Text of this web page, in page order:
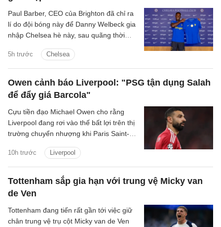
5h trước Chelsea
Paul Barber, CEO của Brighton đã chỉ ra
lí do đội bóng này để Danny Welbeck gia
nhập Chelsea hè này, sau quãng thời
Owen cảnh báo Liverpool: "PSG tận dụng Salah
để đẩy giá Barcola"
10h trước Liverpool
Cựu tiền đạo Michael Owen cho rằng
Liverpool đang rơi vào thế bất lợi trên thị
trường chuyển nhượng khi Paris Saint-
người thay Mohamed Salah để đẩy giá
Bradley Barcola lên mức rất cao.
Tottenham sắp gia hạn với trung vệ Micky van
de Ven
Tottenham đang tiến rất gần tới việc giữ
chân trung vệ trụ cột Micky van de Ven